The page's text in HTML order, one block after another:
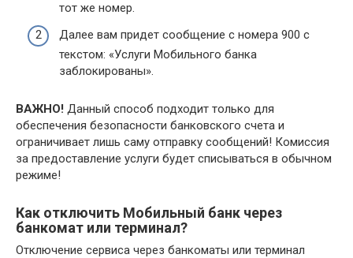
тот же номер.
Далее вам придет сообщение с номера 900 с
текстом: «Услуги Мобильного банка
заблокированы».
ВАЖНО! Данный способ подходит только для
обеспечения безопасности банковского счета и
ограничивает лишь саму отправку сообщений! Комиссия
за предоставление услуги будет списываться в обычном
режиме!
Как отключить Мобильный банк через
банкомат или терминал?
Отключение сервиса через банкоматы или терминал